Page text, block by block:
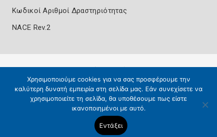
Κωδικοί Αριθμοί Δραστηριότητας
NACE Rev.2
Πολιτική Ασφάλειας Όροι Χρήσης
Χρησιμοποιούμε cookies για να σας προσφέρουμε την
καλύτερη δυνατή εμπειρία στη σελίδα μας. Εάν συνεχίσετε να
χρησιμοποιείτε τη σελίδα, θα υποθέσουμε πως είστε
ικανοποιημένοι με αυτό.
Εντάξει
Copyright 2026 Knowledge A.E.